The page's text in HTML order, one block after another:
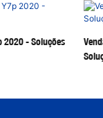
2020 - Soluções